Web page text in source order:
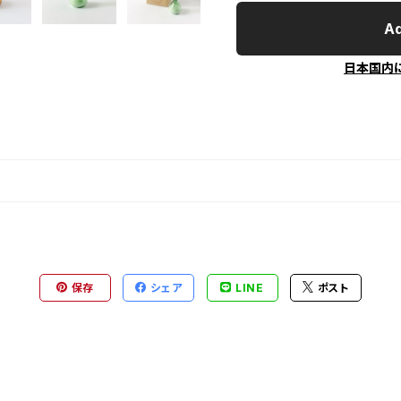
日本国内
保存 シェア LINE ポスト